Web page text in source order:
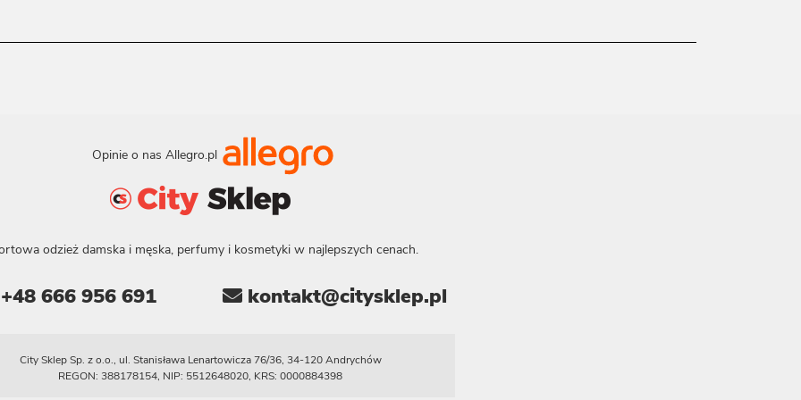
Opinie o nas Allegro.pl
odzież damska i męska, perfumy i kosmetyki w najlepszych cenach.
666 956 691 kontakt@citysklep.pl
City Sklep Sp. z o.o., ul. Stanisława Lenartowicza 76/36, 34-120 Andrychów
REGON: 388178154, NIP: 5512648020, KRS: 0000884398